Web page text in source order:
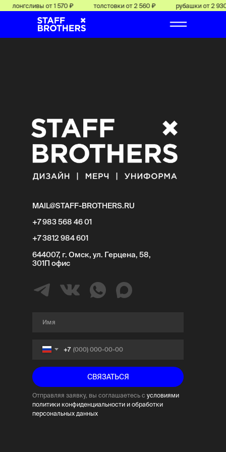
лонгсливы от 1 570 ₽ толстовки от 2 560 ₽ рубашки от 2
644007, г. Омск, ул. Герцена, 58,
301П офис
MAIL@STAFF-BROTHERS.RU
+7 983 568 46 01
+7 3812 984 601
+7
СВЯЗАТЬСЯ
Отправляя заявку, вы соглашаетесь с условиями
политики конфиденциальности и обработки
персональных данных